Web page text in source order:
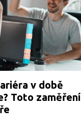
v době
Toto zaměření